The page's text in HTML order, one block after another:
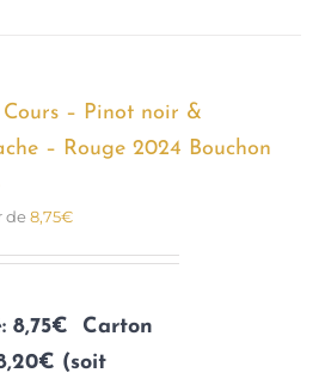
options
peuvent
être
produit
– Pinot noir &
– Rouge 2024 Bouchon
de8,75€
8,75€
Carton
(soit